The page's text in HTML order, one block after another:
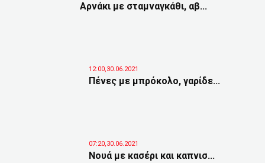
Αρνάκι με σταμναγκάθι, αβ...
12:00,30.06.2021
Πένες με μπρόκολο, γαρίδε...
07:20,30.06.2021
Νουά με κασέρι και καπνισ...